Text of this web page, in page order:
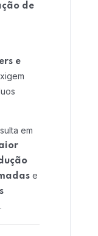
Home 04
de
e
em
e
.